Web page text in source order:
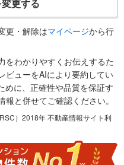
更する
更・解除はマイページから行
をわかりやすくお伝えするた
ビューをAIにより要約してい
めに、正確性や品質を保証す
と併せてご確認ください。
）2018年 不動産情報サイト利